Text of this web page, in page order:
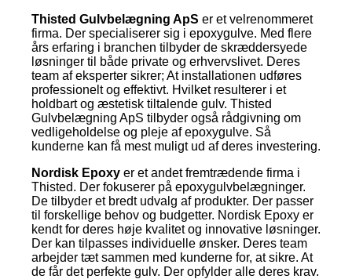
Thisted Gulvbelægning ApS er et velrenommeret
firma. Der specialiserer sig i epoxygulve. Med flere
års erfaring i branchen tilbyder de skræddersyede
løsninger til både private og erhvervslivet. Deres
team af eksperter sikrer; At installationen udføres
professionelt og effektivt. Hvilket resulterer i et
holdbart og æstetisk tiltalende gulv. Thisted
Gulvbelægning ApS tilbyder også rådgivning om
vedligeholdelse og pleje af epoxygulve. Så
kunderne kan få mest muligt ud af deres investering.
Nordisk Epoxy er et andet fremtrædende firma i
Thisted. Der fokuserer på epoxygulvbelægninger.
De tilbyder et bredt udvalg af produkter. Der passer
til forskellige behov og budgetter. Nordisk Epoxy er
kendt for deres høje kvalitet og innovative løsninger.
Der kan tilpasses individuelle ønsker. Deres team
arbejder tæt sammen med kunderne for, at sikre. At
de får det perfekte gulv. Der opfylder alle deres krav.